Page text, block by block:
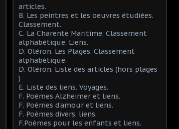
articles.
B. Les peintres et les oeuvres étudiées.
Classement.
C. La Charente Maritime. Classement
alphabétique. Liens.
D. Oléron. Les Plages. Classement
alphabétique.
D. Oléron. Liste des articles (hors plages
)
E. Liste des liens. Voyages.
F. Poèmes Alzheimer et liens.
F. Poèmes d'amour et liens.
F. Poèmes divers. liens.
F.Poèmes pour les enfants et liens.